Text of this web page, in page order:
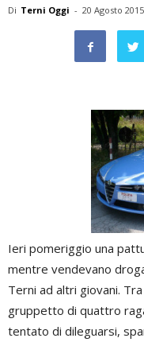
Di Terni Oggi - 20 Agosto
Ieri pomeriggio una
mentre vendevano
Terni ad altri giovani.
gruppetto di quattro
tentato di dileguarsi,